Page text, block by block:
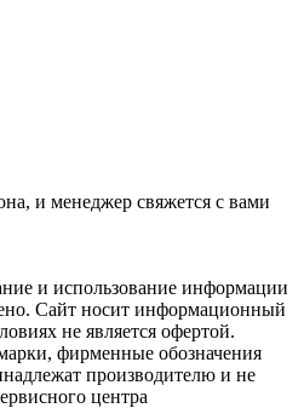
и менеджер свяжется с вами
и использование информации
Сайт носит информационный
не является офертой.
фирменные обозначения
производителю и не
центра